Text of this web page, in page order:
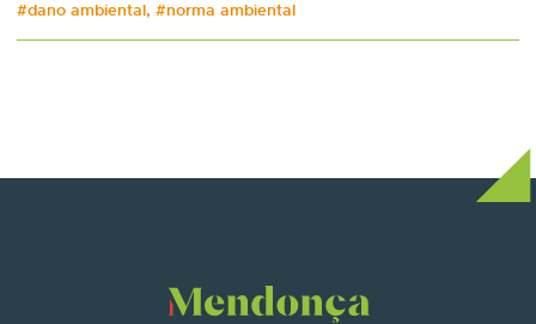
#dano ambiental, #norma ambiental